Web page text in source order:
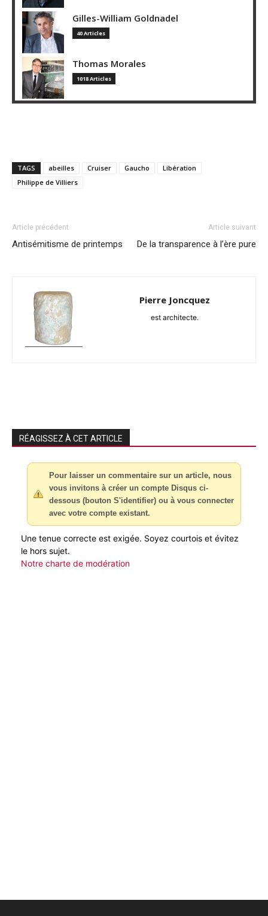
Gilles-William Goldnadel
40 Articles
Thomas Morales
1018 Articles
TAGS abeilles Cruiser Gaucho
Libération
Philippe de Villiers
Article précédent
Antisémitisme de printemps
Article suivant
De la transparence à l’ère pure
Pierre Joncquez
est architecte.
RÉAGISSEZ À CET ARTICLE
Pour laisser un commentaire sur un article, nous
vous invitons à créer un compte Disqus ci-
dessous (bouton S'identifier) ou à vous connecter
avec votre compte existant.
Une tenue correcte est exigée. Soyez courtois et évitez
le hors sujet.
Notre charte de modération